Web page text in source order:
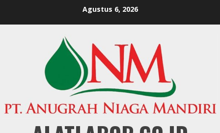
Agustus 6, 2026